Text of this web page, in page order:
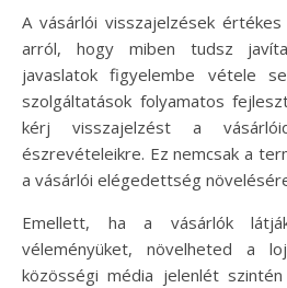
A vásárlói visszajelzések
arról, hogy miben tudsz
javaslatok figyelembe vétele
szolgáltatások folyamatos
kérj visszajelzést a
észrevételeikre. Ez nemcsak a
a vásárlói elégedettség
Emellett, ha a vásárlók
véleményüket, növelheted a
közösségi média jelenlét